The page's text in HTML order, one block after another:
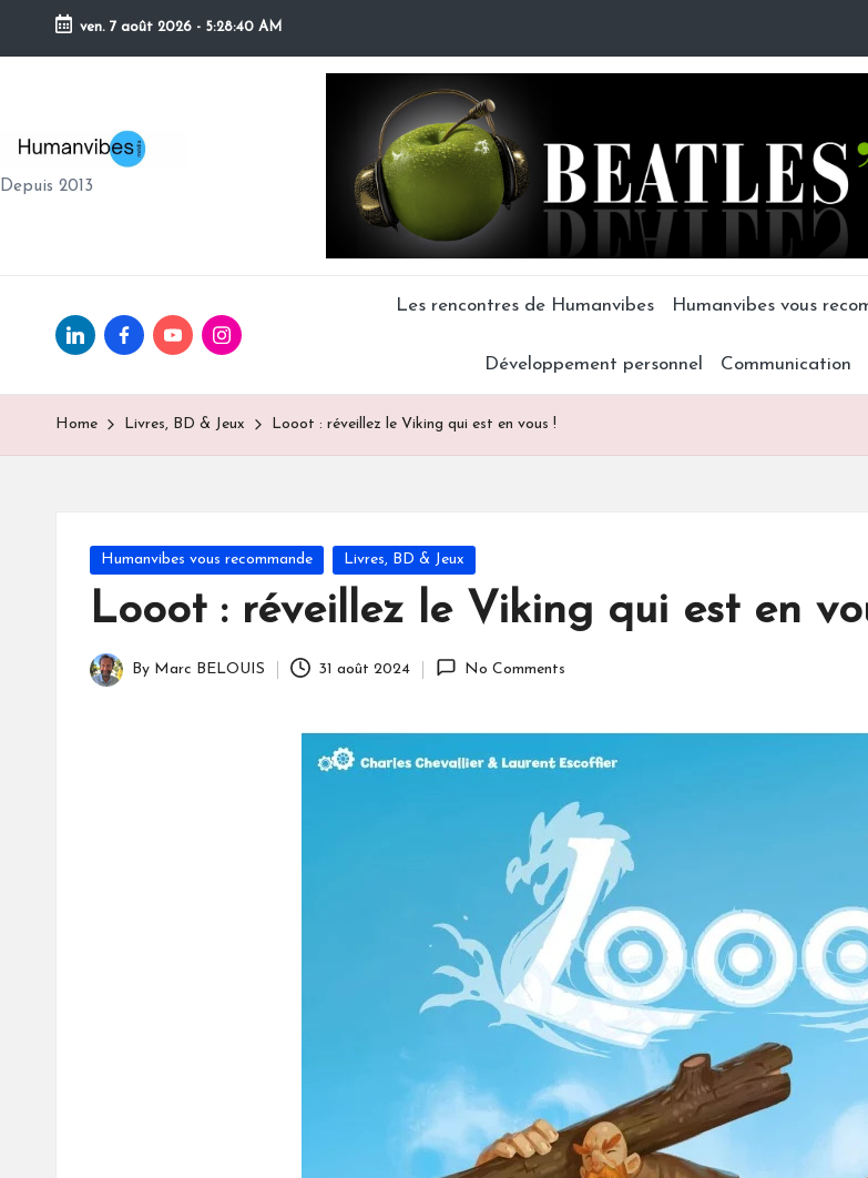
Skip
ven. 7 août 2026 - 5:28:42 AM
H
U
V
IB
Depuis 2013
Linkedin.comfacebook.com
Youtube.comInstagram.com
Les rencontres de Humanvibes Humanvibes vous
Développement personnel Communication
Home Livres, BD & Jeux Looot : réveillez le Viking qui est en vous !
Posted
Humanvibes vous recommande Livres, BD & Jeux
Looot : réveillez le Viking qui est en
Posted
By Marc BELOUIS 31 août 2024 No Comments